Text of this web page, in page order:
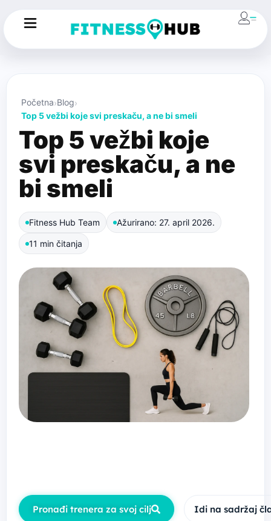
Početna Blog
Top 5 vežbi koje svi preskaču, a ne bi smeli
Top 5 vežbi koje
svi preskaču, a ne
bi smeli
Fitness Hub Team Ažurirano: 27. april 2026.
11 min čitanja
Pronađi trenera za svoj cilj Idi na sadržaj